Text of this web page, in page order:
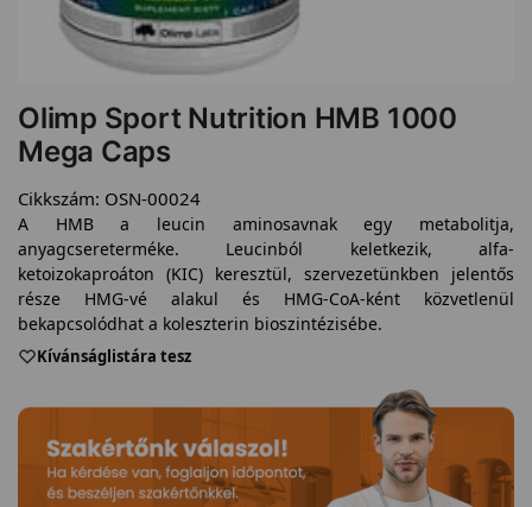
Olimp Sport Nutrition HMB 1000
Mega Caps
Cikkszám: OSN-00024
A HMB a leucin aminosavnak egy metabolitja,
anyagcsereterméke. Leucinból keletkezik, alfa-
ketoizokaproáton (KIC) keresztül, szervezetünkben jelentős
része HMG-vé alakul és HMG-CoA-ként közvetlenül
bekapcsolódhat a koleszterin bioszintézisébe.
Kívánságlistára tesz